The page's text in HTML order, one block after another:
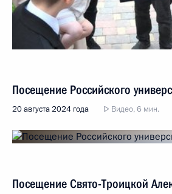
Посещение Российского
20 августа 2024 года Видео, 6 мин.
Посещение Свято-Троицкой